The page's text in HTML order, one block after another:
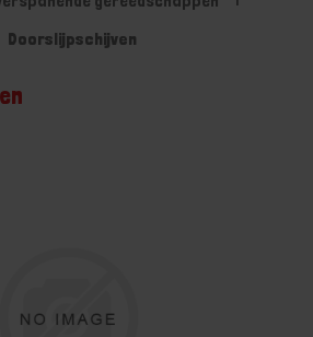
Doorslijpschijven